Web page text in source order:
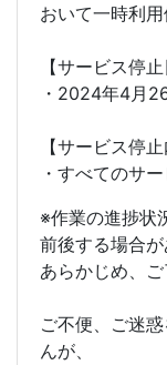
おいて一時利用
【サービス停止
・2024年4月
【サービス停止
・すべてのサ
※作業の進捗状
前後する場合が
あらかじめ、ご
ご不便、ご迷
んが、